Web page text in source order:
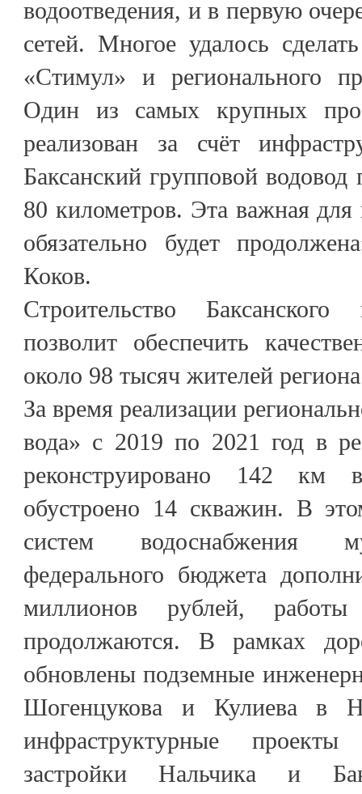
водоотведения, и в первую
сетей. Многое удалось
«Стимул» и регионального
Один из самых крупных
реализован за счёт
Баксанский групповой
80 километров. Эта важная для
обязательно будет
Коков.
Строительство Баксанского
позволит обеспечить
около 98 тысяч жителей
За время реализации
вода» с 2019 по 2021 год в
реконструировано 142 км
обустроено 14 скважин. В
систем водоснабжения
федерального бюджета
миллионов рублей,
продолжаются. В рамках
обновлены подземные
Шогенцукова и Кулиева в
инфраструктурные
застройки Нальчика и